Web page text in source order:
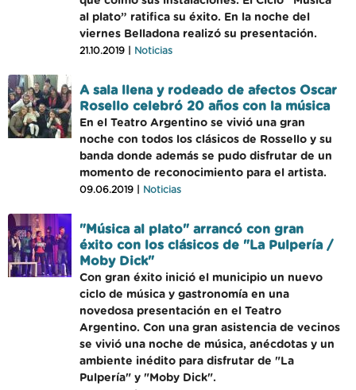
al plato” ratifica su éxito. En la noche del
viernes Belladona realizó su presentación.
21.10.2019 | Noticias
A sala llena y rodeado de afectos Oscar
Rosello celebró 20 años con la música
En el Teatro Argentino se vivió una gran
noche con todos los clásicos de Rossello y su
banda donde además se pudo disfrutar de un
momento de reconocimiento para el artista.
09.06.2019 | Noticias
"Música al plato" arrancó con gran
éxito con los clásicos de "La Pulpería /
Moby Dick"
Con gran éxito inició el municipio un nuevo
ciclo de música y gastronomía en una
novedosa presentación en el Teatro
Argentino. Con una gran asistencia de vecinos
se vivió una noche de música, anécdotas y un
ambiente inédito para disfrutar de "La
Pulpería" y "Moby Dick".